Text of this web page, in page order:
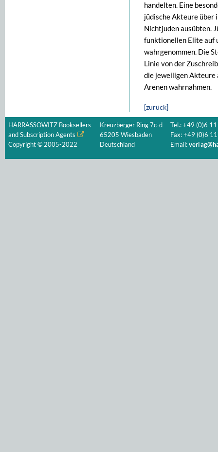
handelten. Eine
jüdische Akteure über
Nichtjuden ausübten.
funktionellen Elite auf
wahrgenommen. Die
Linie von der
die jeweiligen Akteure
Arenen wahrnahmen.
[zurück]
HARRASSOWITZ Booksellers
and Subscription Agents
Copyright © 2005-2022
Kreuzberger Ring 7c-d
65205 Wiesbaden
Deutschland
Tel.: +49 (0)6
Fax: +49 (0)6
Email: